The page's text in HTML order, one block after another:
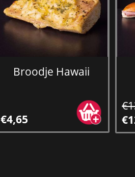
Broodje Hawaii
€4,65